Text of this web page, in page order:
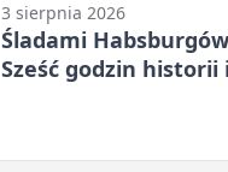
3 sierpnia 2026
Śladami
Sześć godzin historii